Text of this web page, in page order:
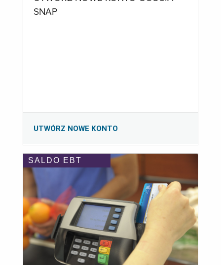
SNAP
UTWÓRZ NOWE KONTO
SALDO EBT